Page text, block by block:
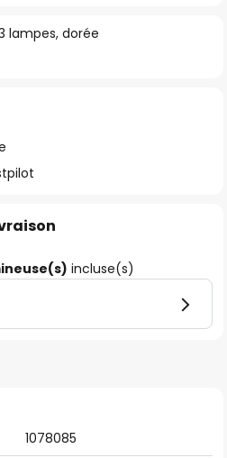
lampes, dorée
incluse(s)
1078085